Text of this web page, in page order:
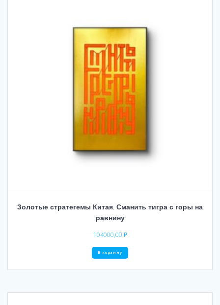
Золотые стратегемы Китая. Сманить тигра с горы на
равнину
104000,00 ₽
В корзину